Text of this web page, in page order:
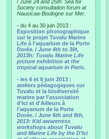
/ June 24 and 25th: Sea for
Society consultation forum at
Nausicaa-Boulogne sur Mer.
- du 4 au 30 juin 2013 :
Exposition photographique
sur le projet Tuvalu Marine
Life à l'aquarium de la Porte
Dorée. / June 4th to 30t,
2013h: Tuvalu Marine Life
picture exhibition at the
tropical aquarium in Paris.
- les 6 et 8 juin 2013 :
ateliers pédagogiques sur
Tuvalu et la biodiversité
marine par l'association
d'Ici et d'Ailleurs à
l'aquarium de la Porte
Dorée. / June 6th and 8th,
2013: Kid awareness
workshops about Tuvalu
and Marine Life by the D'Ici